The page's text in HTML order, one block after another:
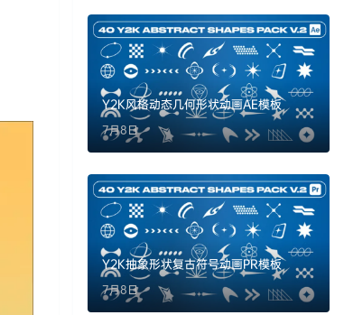
Y2K风格动态几何形状动画AE模板
7月8日
Y2K抽象形状复古符号动画PR模板
7月8日